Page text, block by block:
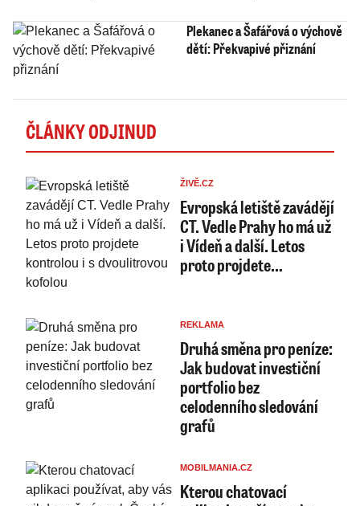
Plekanec a Šafářová o výchově
dětí: Překvapivé přiznání
ČLÁNKY ODJINUD
ŽIVĚ.CZ
Evropská letiště zavádějí
CT. Vedle Prahy ho má už
i Vídeň a další. Letos
proto projdete…
REKLAMA
Druhá směna pro peníze:
Jak budovat investiční
portfolio bez
celodenního sledování
grafů
MOBILMANIA.CZ
Kterou chatovací